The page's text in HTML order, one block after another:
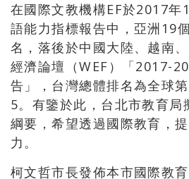
在國際文教機構EF於2017年
語能力指標報告中，亞洲19
名，落後於中國大陸、越南
經濟論壇（WEF）「2017-
告」，台灣總體排名為全球
5。有鑒於此，台北市教育局
綱要，希望透過國際教育，
力。
柯文哲市長發佈本市國際教